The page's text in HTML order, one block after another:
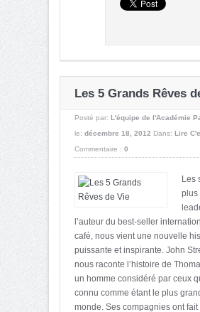
Les 5 Grands Rêves
Posté par: L'équipe de l'Académie
le: décembre 18, 2012 Dans: Lire
Commentaire : 0
Les
plus
l’auteur du best-seller
café, nous vient une nouvelle
puissante et inspirante. John
nous raconte l’histoire de
un homme considéré par ceux
connu comme étant le plus
monde. Ses compagnies ont fait